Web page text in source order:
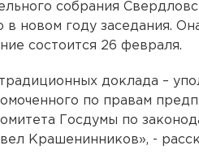
собрания
в новом году заседания.
состоится 26 февраля.
доклада –
по правам
Госдумы по
Крашенинников», -